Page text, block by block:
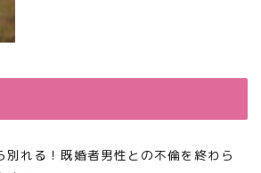
別れる！既婚者男性との不倫を終わら